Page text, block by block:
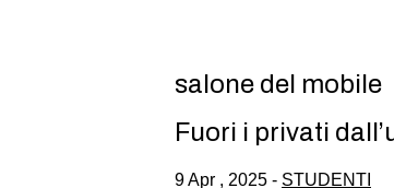
salone del mobile
Fuori i privati
9 Apr , 2025 - STUDENTI